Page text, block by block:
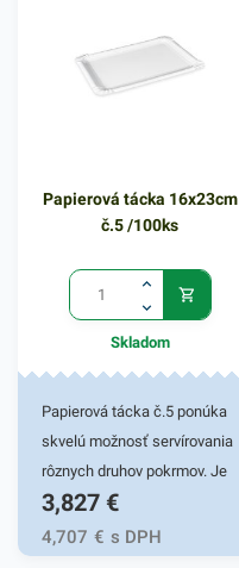
Papierová tácka 16x23cm
č.5 /100ks
Skladom
Papierová tácka č.5 ponúka
skvelú možnosť servírovania
rôznych druhov pokrmov. Je
vyrobená z pevného (PAP)
recyklovaného materiálu.
Tácka je vhodná pre studené
3,827 €
4,707 € s DPH